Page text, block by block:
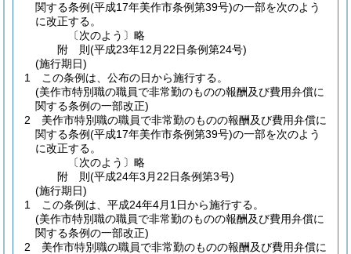
関する条例(平成17年美作市条例第39号)の一部を次のよう
に改正する。
〔次のよう〕略
附 則(平成23年12月22日条例第24号)
(施行期日)
1
この条例は、公布の日から施行する。
(美作市特別職の職員で非常勤のものの報酬及び費用弁償に
関する条例の一部改正)
2
美作市特別職の職員で非常勤のものの報酬及び費用弁償に
関する条例(平成17年美作市条例第39号)の一部を次のよう
に改正する。
〔次のよう〕略
附 則(平成24年3月22日条例第3号)
(施行期日)
1
この条例は、平成24年4月1日から施行する。
(美作市特別職の職員で非常勤のものの報酬及び費用弁償に
関する条例の一部改正)
2
美作市特別職の職員で非常勤のものの報酬及び費用弁償に